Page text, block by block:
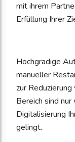
mit ihrem
Erfüllung Ihrer
Hochgradige
manueller
zur
Bereich sind
Digitalisierung
gelingt.